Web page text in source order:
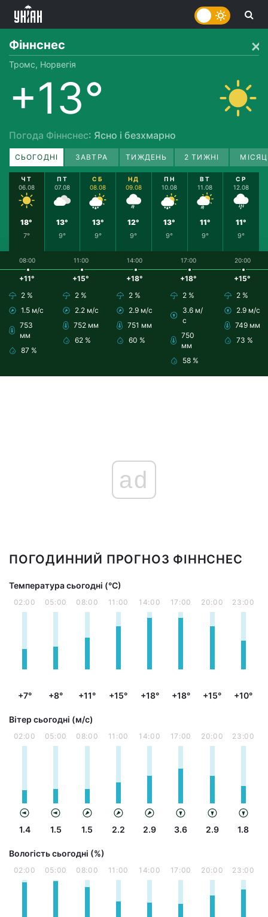
Фіннснес
Тромс, Норвегія
+13°
Погода Фіннснес: Ясно і безхмарно
СЬОГОДНІ ЗАВТРА ТИЖДЕНЬ 2 ТИЖНІ
ЧТ
06.08
18°
7°
ПТ
07.08
13°
9°
СБ
08.08
13°
9°
НД
09.08
12°
9°
ПН
10.08
13°
9°
ВТ
11.08
11°
9°
СР
12.08
11°
9°
08:00
+11°
2 %
1.5 м/с
753
мм
87 %
11:00
+15°
2 %
2.2 м/с
752 мм
62 %
14:00
+18°
2 %
2.9 м/с
751 мм
60 %
17:00
+18°
2 %
3.6 м/
с
750
мм
58 %
20:00
+15°
2 %
2.9 м/с
749 мм
73 %
ad
ПОГОДИННИЙ ПРОГНОЗ ФІННСНЕС
Температура сьогодні (°С)
02:00
+7°
05:00
+8°
08:00
+11°
11:00
+15°
14:00
+18°
17:00
+18°
20:00
+15°
23:00
+10°
Вітер сьогодні (м/с)
02:00
1.4
05:00
1.5
08:00
1.5
11:00
2.2
14:00
2.9
17:00
3.6
20:00
2.9
23:00
1.8
Вологість сьогодні (%)
02:00 05:00 08:00 11:00 14:00 17:00 20:00 23:00